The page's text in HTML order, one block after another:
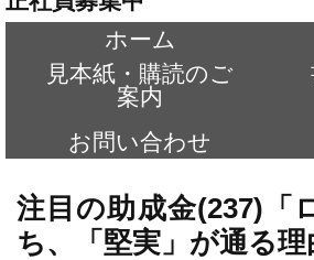
ホーム
見本紙・購読のご
案内
お問い合わせ
注目の助成金(237)「
ち、「堅実」が通る理